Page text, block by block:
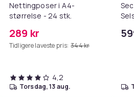
Nettingposer i A4-
størrelse - 24 stk.
289 kr
Tidligere laveste pris: 344 kr
4,2
torsdag, 13 aug.